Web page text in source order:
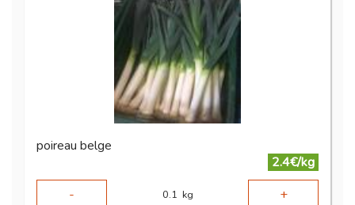
poireau belge
2.4€/kg
-
0.1 kg +